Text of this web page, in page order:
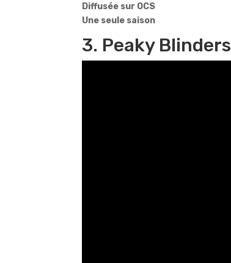
Diffusée sur OCS
Une seule saison
3. Peaky Blinders